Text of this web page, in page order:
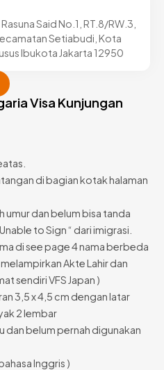
Said No.1, RT.8/RW.3,
Setiabudi, Kota
Ibukota Jakarta 12950
Visa Kunjungan
di bagian kotak halaman
umur dan belum bisa tanda
to Sign “ dari imigrasi.
di see page 4 nama berbeda
Akte Lahir dan
sendiri VFS Japan )
3,5 x 4,5 cm dengan latar
2 lembar
belum pernah digunakan
Inggris )